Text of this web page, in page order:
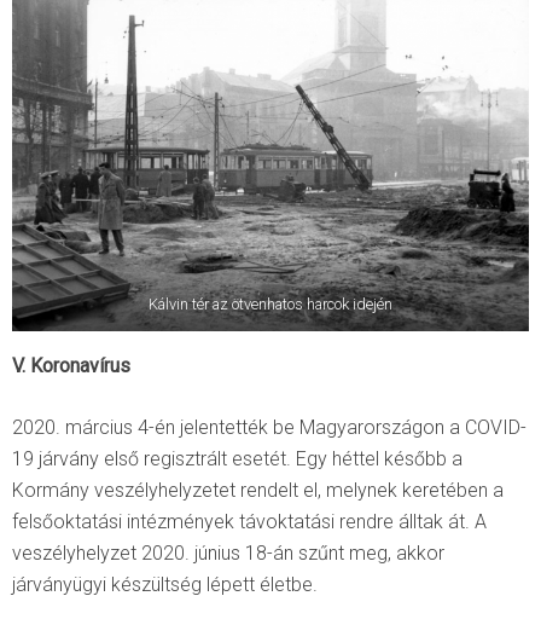
Kálvin tér az ötvenhatos harcok idején
V. Koronavírus
2020. március 4-én jelentették be Magyarországon a COVID-
19 járvány első regisztrált esetét. Egy héttel később a
Kormány veszélyhelyzetet rendelt el, melynek keretében a
felsőoktatási intézmények távoktatási rendre álltak át. A
veszélyhelyzet 2020. június 18-án szűnt meg, akkor
járványügyi készültség lépett életbe.